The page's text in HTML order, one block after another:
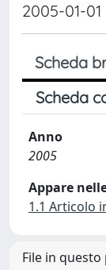
2005-01-01
Scheda
Scheda
Anno
2005
Appare
1.1 Articolo
File in